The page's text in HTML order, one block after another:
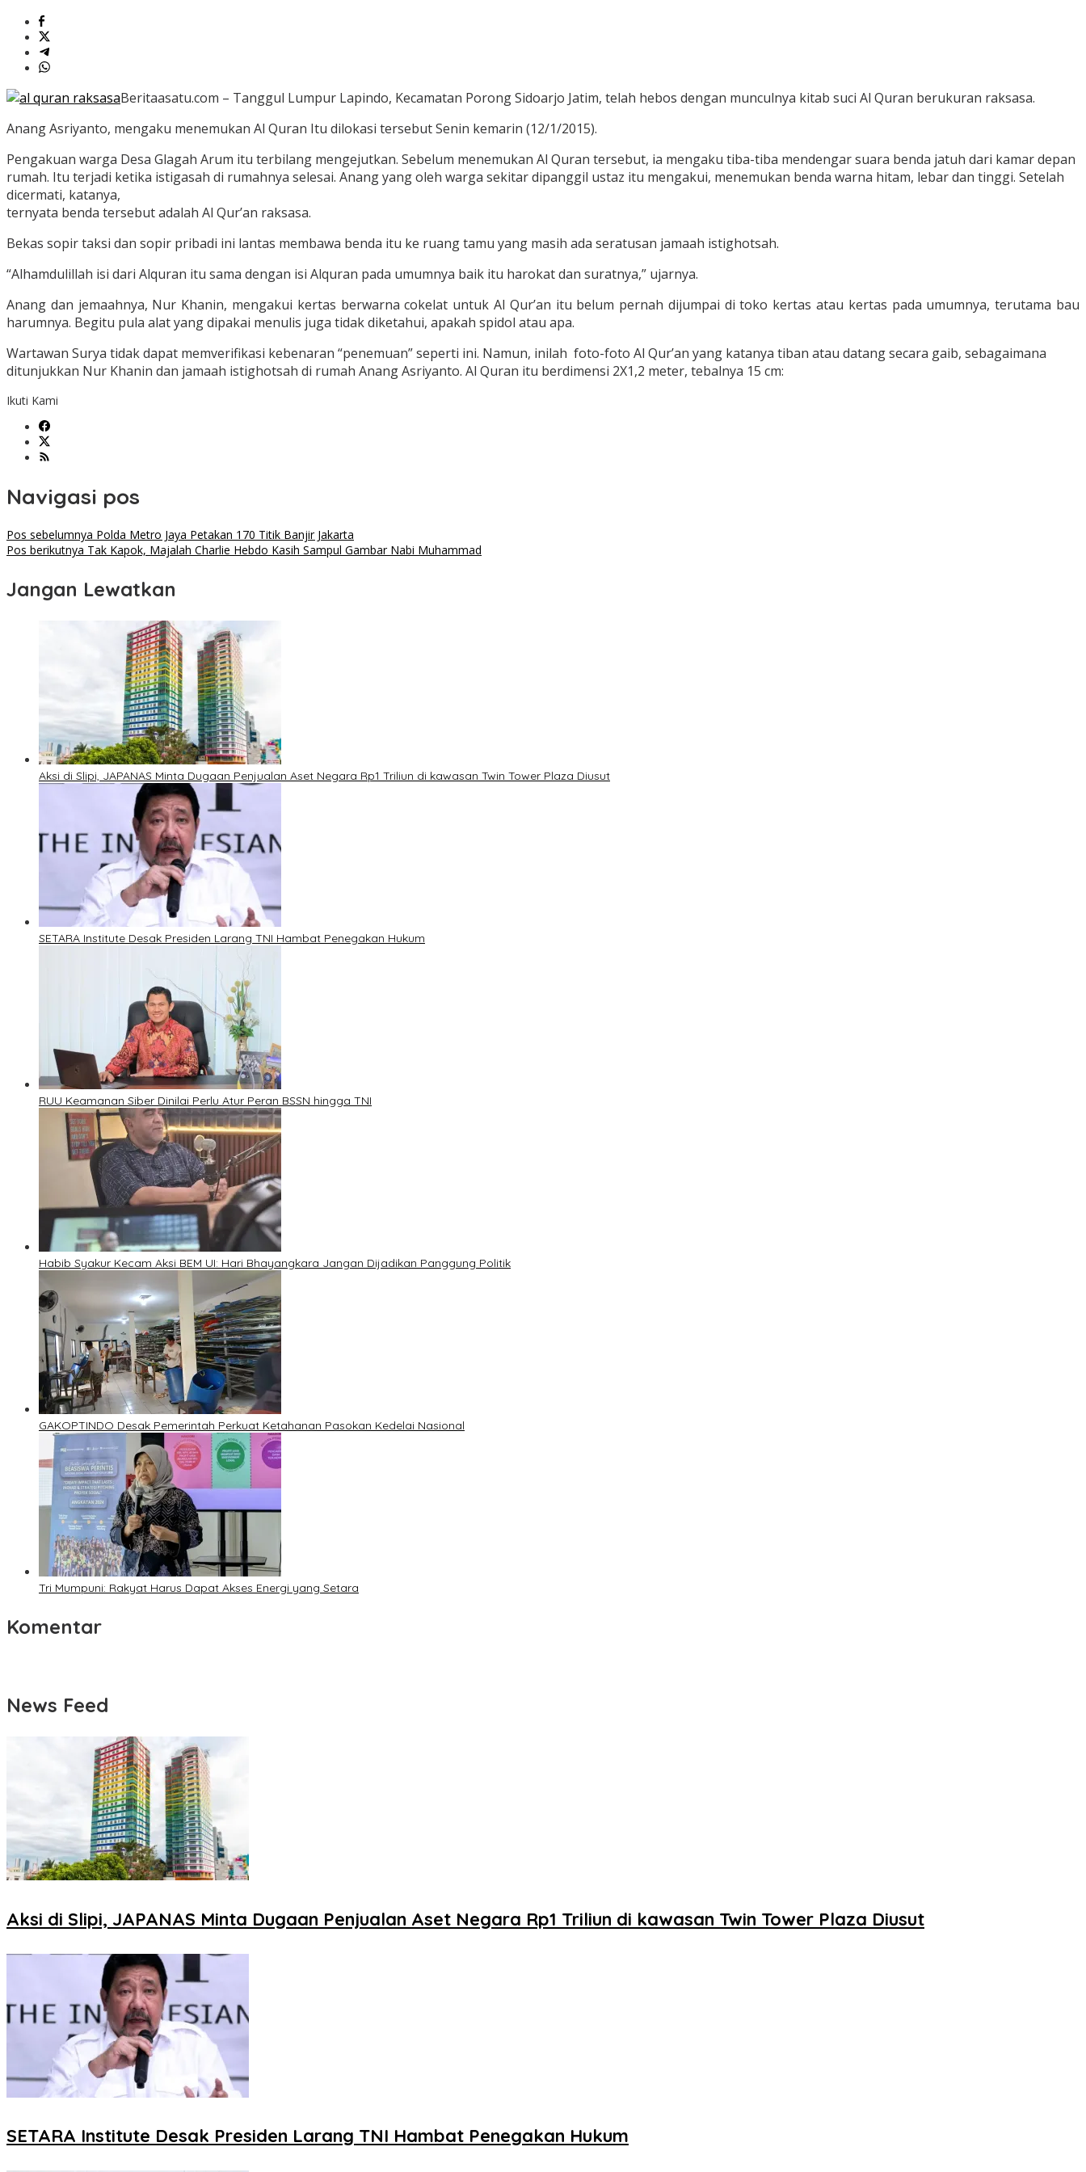
Beritaasatu.com – Tanggul Lumpur Lapindo, Kecamatan Porong Sidoarjo Jatim, telah hebos dengan munculnya kitab suci Al Quran berukuran raksasa.
Anang Asriyanto, mengaku menemukan Al Quran Itu dilokasi tersebut Senin kemarin (12/1/2015).
Pengakuan warga Desa Glagah Arum itu terbilang mengejutkan. Sebelum menemukan Al Quran tersebut, ia mengaku tiba-tiba mendengar suara benda jatuh dari kamar depan
rumah. Itu terjadi ketika istigasah di rumahnya selesai. Anang yang oleh warga sekitar dipanggil ustaz itu mengakui, menemukan benda warna hitam, lebar dan tinggi. Setelah
dicermati, katanya,
ternyata benda tersebut adalah Al Qur’an raksasa.
Bekas sopir taksi dan sopir pribadi ini lantas membawa benda itu ke ruang tamu yang masih ada seratusan jamaah istighotsah.
“Alhamdulillah isi dari Alquran itu sama dengan isi Alquran pada umumnya baik itu harokat dan suratnya,” ujarnya.
Anang dan jemaahnya, Nur Khanin, mengakui kertas berwarna cokelat untuk Al Qur’an itu belum pernah dijumpai di toko kertas atau kertas pada umumnya, terutama bau
harumnya. Begitu pula alat yang dipakai menulis juga tidak diketahui, apakah spidol atau apa.
Wartawan Surya tidak dapat memverifikasi kebenaran “penemuan” seperti ini. Namun, inilah foto-foto Al Qur’an yang katanya tiban atau datang secara gaib, sebagaimana
ditunjukkan Nur Khanin dan jamaah istighotsah di rumah Anang Asriyanto. Al Quran itu berdimensi 2X1,2 meter, tebalnya 15 cm:
Ikuti Kami
Navigasi pos
Pos sebelumnya Polda Metro Jaya Petakan 170 Titik Banjir Jakarta
Pos berikutnya Tak Kapok, Majalah Charlie Hebdo Kasih Sampul Gambar Nabi Muhammad
Jangan Lewatkan
Aksi di Slipi, JAPANAS Minta Dugaan Penjualan Aset Negara Rp1 Triliun di kawasan Twin Tower Plaza Diusut
SETARA Institute Desak Presiden Larang TNI Hambat Penegakan Hukum
RUU Keamanan Siber Dinilai Perlu Atur Peran BSSN hingga TNI
Habib Syakur Kecam Aksi BEM UI: Hari Bhayangkara Jangan Dijadikan Panggung Politik
GAKOPTINDO Desak Pemerintah Perkuat Ketahanan Pasokan Kedelai Nasional
Tri Mumpuni: Rakyat Harus Dapat Akses Energi yang Setara
Komentar
News Feed
Aksi di Slipi, JAPANAS Minta Dugaan Penjualan Aset Negara Rp1 Triliun di kawasan Twin Tower Plaza Diusut
SETARA Institute Desak Presiden Larang TNI Hambat Penegakan Hukum